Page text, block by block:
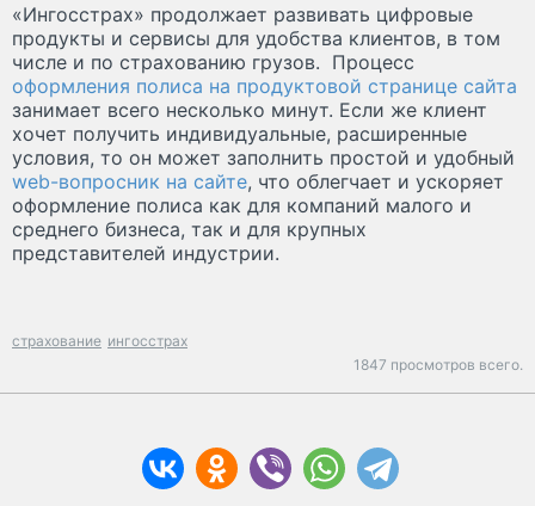
«Ингосстрах» продолжает развивать цифровые
продукты и сервисы для удобства клиентов, в том
числе и по страхованию грузов. Процесс
оформления полиса на продуктовой странице сайта
занимает всего несколько минут. Если же клиент
хочет получить индивидуальные, расширенные
условия, то он может заполнить простой и удобный
web-вопросник на сайте, что облегчает и ускоряет
оформление полиса как для компаний малого и
среднего бизнеса, так и для крупных
представителей индустрии.
страхование ингосстрах
1847 просмотров всего.